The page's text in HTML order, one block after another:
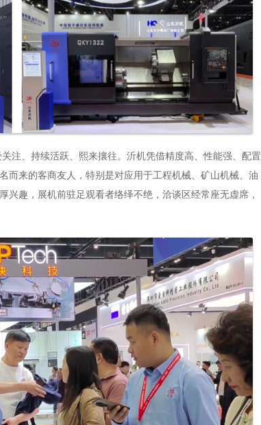
注、持续活跃、熙来攘往。沂机凭借精度高、性能强、配置
而来的客商友人，特别是对应用于工程机械、矿山机械、油
兴趣，展机前驻足观看者络绎不绝，洽谈区经常座无虚席，